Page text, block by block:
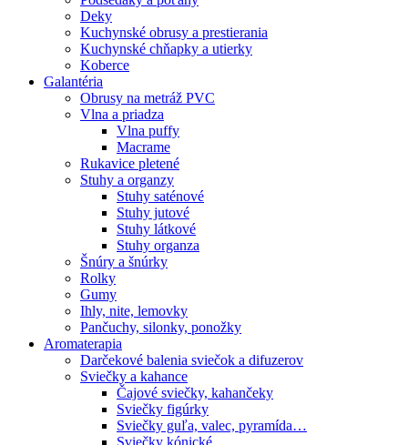
Deky
Kuchynské obrusy a prestierania
Kuchynské chňapky a utierky
Koberce
Galantéria
Obrusy na metráž PVC
Vlna a priadza
Vlna puffy
Macrame
Rukavice pletené
Stuhy a organzy
Stuhy saténové
Stuhy jutové
Stuhy látkové
Stuhy organza
Šnúry a šnúrky
Rolky
Gumy
Ihly, nite, lemovky
Pančuchy, silonky, ponožky
Aromaterapia
Darčekové balenia sviečok a difuzerov
Sviečky a kahance
Čajové sviečky, kahančeky
Sviečky figúrky
Sviečky guľa, valec, pyramída…
Sviečky kónické